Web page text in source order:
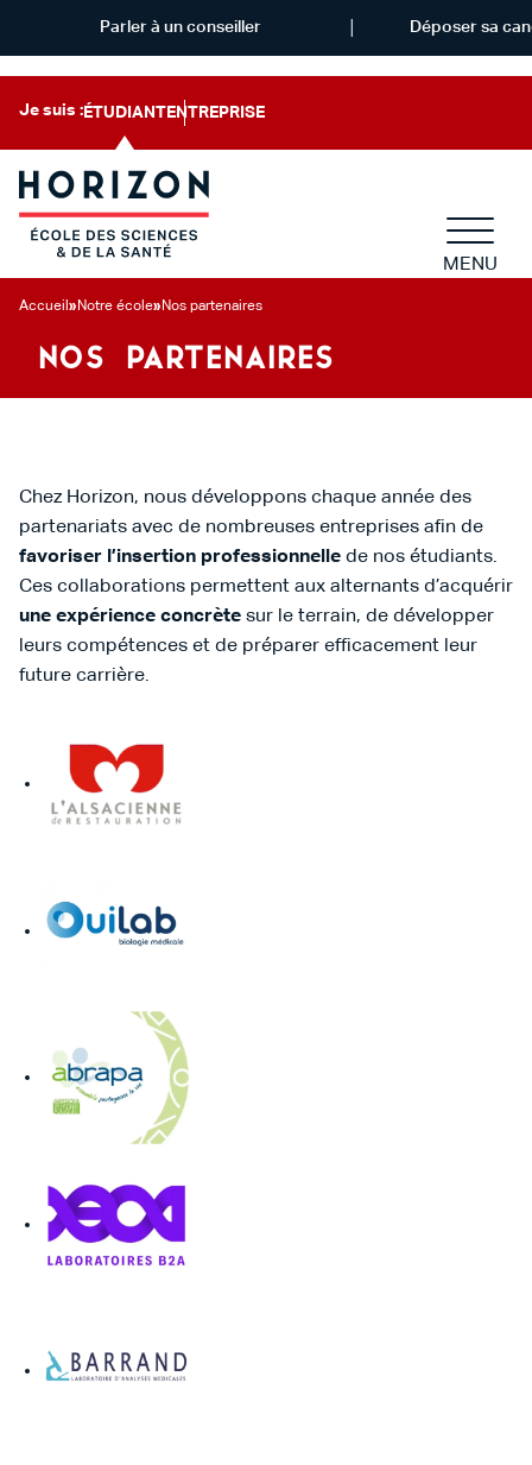
Je suis : ÉTUDIANT ENTREPRISE
MENU
Accueil » Notre école» Nos partenaires
NOS PARTENAIRES
Chez Horizon, nous développons chaque année des
partenariats avec de nombreuses entreprises afin de
favoriser l’insertion professionnelle de nos étudiants.
Ces collaborations permettent aux alternants d’acquérir
une expérience concrète sur le terrain, de développer
leurs compétences et de préparer efficacement leur
future carrière.
Parler à un conseiller Déposer sa